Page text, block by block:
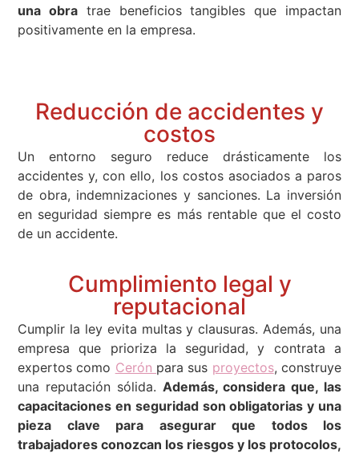
una obratrae beneficios tangibles que impactan
positivamente en la empresa.
Reducción de accidentes y
costos
Un entorno seguro reduce drásticamente los
accidentes y, con ello, los costos asociados a paros
de obra, indemnizaciones y sanciones. La inversión
en seguridad siempre es más rentable que el costo
de un accidente.
Cumplimiento legal y
reputacional
Cumplir la ley evita multas y clausuras. Además, una
empresa que prioriza la seguridad, y contrata a
expertos como Cerón para sus proyectos, construye
una reputación sólida. Además, considera que, las
capacitaciones en seguridad son obligatorias y una
pieza clave para asegurar que todos los
trabajadores conozcan los riesgos y los protocolos,